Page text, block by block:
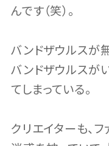
んです（笑）。
バンドザウルスが
バンドザウルスが
てしまっている。
クリエイターも、フ